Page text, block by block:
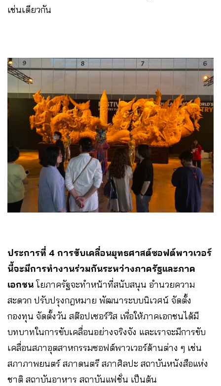
เช่นเดียวกัน
ประการที่ 4 การขับเคลื่อนยุทธศาสต์ซอฟต์พาวเวอร์
นี้จะมีการทำงานร่วมกันระหว่างภาครัฐและภาค
เอกชนโยภาครัฐจะทำหน้าที่สนับสนุน อำนวยความ
สะดวก ปรับปรุงกฎหมาย พัฒนาระบบนิเวศน์ จัดตั้ง
กองทุน จัดตั้งวัน สต๊อปเซอร์วิส เพื่อให้ภาคเอกชนได้มี
บทบาทในการขับเคลื่อนอย่างจริงจัง และเราจะมีการขับ
เคลื่อนสภาอุตสาหกรรมซอฟต์พาวเวอร์ด้านต่าง ๆ เช่น
สภาภาพยนตร์ สภาดนตรี สภาศิลปะ สถาบันหนังสือแห่ง
ชาติ สถาบันอาหาร สถาบันแฟชั่น เป็นต้น